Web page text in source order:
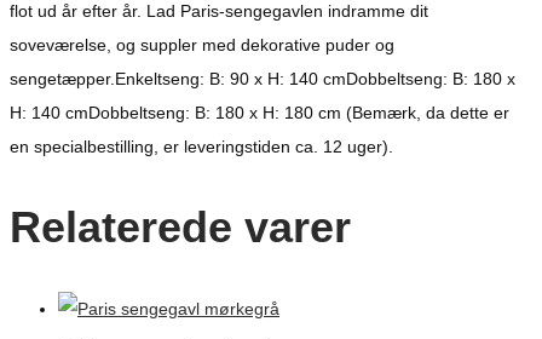
flot ud år efter år. Lad Paris-sengegavlen indramme dit
soveværelse, og suppler med dekorative puder og
sengetæpper.Enkeltseng: B: 90 x H: 140 cmDobbeltseng: B: 180 x
H: 140 cmDobbeltseng: B: 180 x H: 180 cm (Bemærk, da dette er
en specialbestilling, er leveringstiden ca. 12 uger).
Relaterede varer